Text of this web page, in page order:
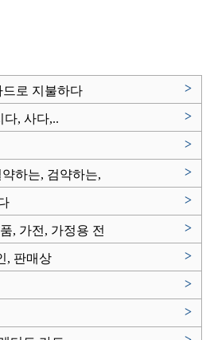
드로 지불하다 >
다, 사다,.. >
>
하는, 검약하는,
>
>
, 가전, 가정용 전
>
, 판매상 >
>
>